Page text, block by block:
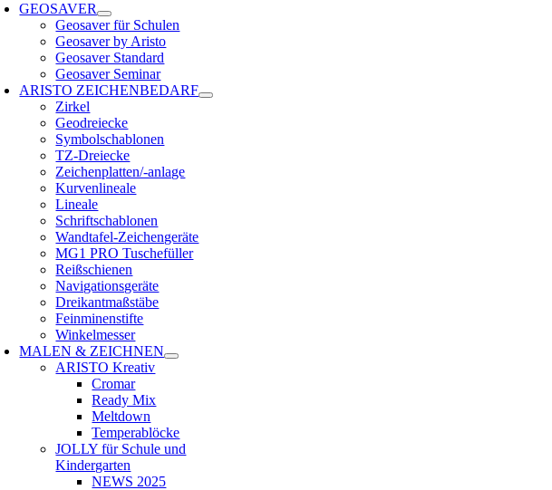
GEOSAVER
Geosaver für Schulen
Geosaver by Aristo
Geosaver Standard
Geosaver Seminar
ARISTO ZEICHENBEDARF
Zirkel
Geodreiecke
Symbolschablonen
TZ-Dreiecke
Zeichenplatten/-anlage
Kurvenlineale
Lineale
Schriftschablonen
Wandtafel-Zeichengeräte
MG1 PRO Tuschefüller
Reißschienen
Navigationsgeräte
Dreikantmaßstäbe
Feinminenstifte
Winkelmesser
MALEN & ZEICHNEN
ARISTO Kreativ
Cromar
Ready Mix
Meltdown
Temperablöcke
JOLLY für Schule und
Kindergarten
NEWS 2025